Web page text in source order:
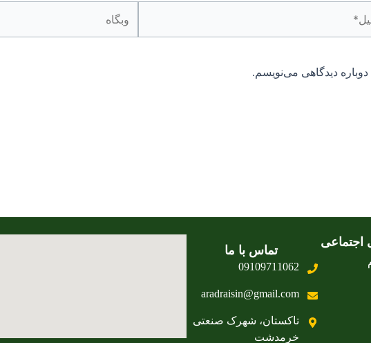
دیدگاهی می‌نویسم.
اجتماعی
تماس با ما
09109711062
aradraisin@gmail.com
تاکستان، شهرک صنعتی
خرمدشت